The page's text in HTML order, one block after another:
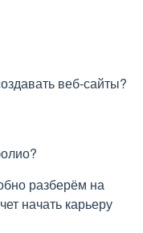
веб-сайты?
разберём на
начать карьеру